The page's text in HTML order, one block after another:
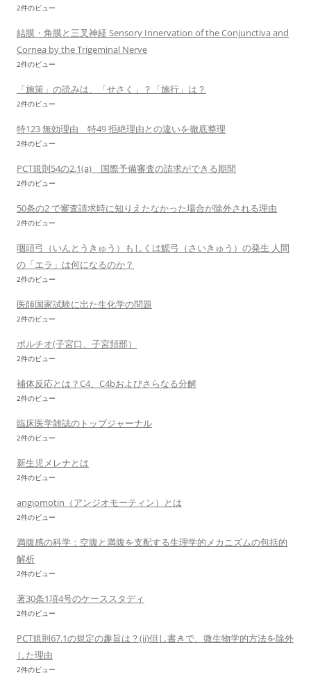
2件のビュー
結膜・角膜と三叉神経 Sensory Innervation of the Conjunctiva and
Cornea by the Trigeminal Nerve
2件のビュー
「施策」の読みは、「せさく」？「施行」は？
2件のビュー
特123 無効理由 特49 拒絶理由との違いを徹底整理
2件のビュー
PCT規則54の2.1(a) 国際予備審査の請求ができる期間
2件のビュー
50条の2 で審査請求時に知りえたなかった場合が除外される理由
2件のビュー
咽頭弓（いんとうきゅう）もしくは鰓弓（さいきゅう）の発生 人間
の「エラ」は何になるのか？
2件のビュー
医師国家試験に出た生化学の問題
2件のビュー
ポルチオ(子宮口、子宮頚部）
2件のビュー
補体反応とは？C4、C4bおよびさらなる分解
2件のビュー
臨床医学雑誌のトップジャーナル
2件のビュー
新生児メレナとは
2件のビュー
angiomotin（アンジオモーティン）とは
2件のビュー
満腹感の科学：空腹と満腹を支配する生理学的メカニズムの包括的
解析
2件のビュー
著30条1項4号のケーススタディ
2件のビュー
PCT規則67.1の規定の趣旨は？(ii)但し書きで、微生物学的方法を除外
した理由
2件のビュー